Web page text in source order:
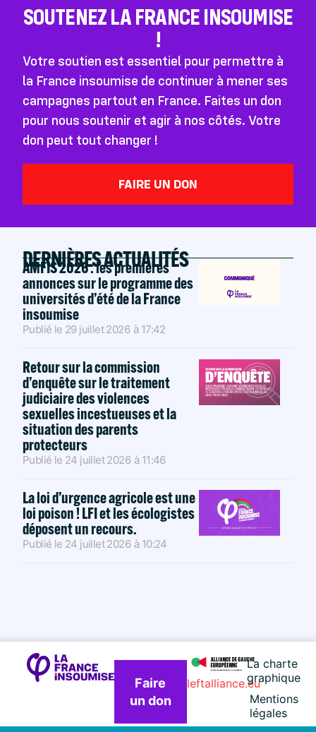
SOUTENEZ LA FRANCE INSOUMISE
!
Votre soutien est essentiel pour permettre à
la France insoumise de continuer à mener ses
campagnes partout en France. Faites un don
pour nous soutenir et agir à nos côtés. Votre
don peut tout changer !
FAIRE UN DON
DERNIÈRES ACTUALITÉS
AMFIS 2026 : les premières
annonces sur le programme des
universités d’été de la France
insoumise
Publié le 29 juillet 2026 à 17:42
Retour sur la commission
d’enquête sur le traitement
judiciaire des violences
sexuelles incestueuses et la
situation des parents
protecteurs
Publié le 24 juillet 2026 à 11:46
La loi d’urgence agricole est une
loi poison ! LFI et les écologistes
déposent un recours.
Publié le 24 juillet 2026 à 10:24
Faire
un don
La charte
graphique
Mentions
légales
leftalliance.eu